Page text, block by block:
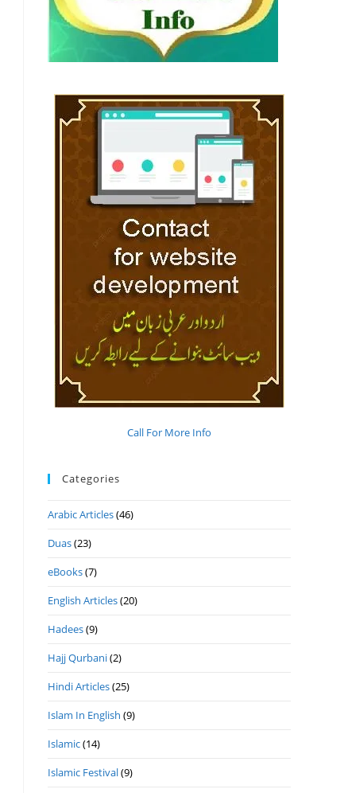
Call For More Info
Categories
Arabic Articles(46)
Duas(23)
eBooks(7)
English Articles(20)
Hadees(9)
Hajj Qurbani(2)
Hindi Articles(25)
Islam In English (9)
Islamic(14)
Islamic Festival(9)